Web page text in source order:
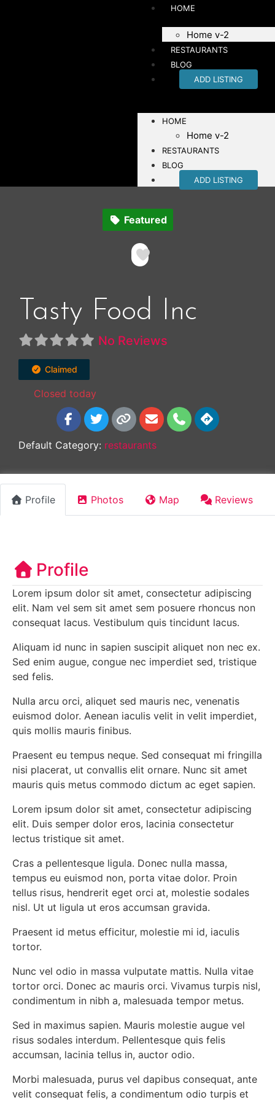
HOME
Home v-2
RESTAURANTS
BLOG
ADD LISTING
HOME
Home v-2
RESTAURANTS
BLOG
ADD LISTING
Featured
Favorite
Tasty Food Inc
No Reviews
Claimed
Closed today
Default Category: restaurants
Profile Photos Map Reviews
Profile
Lorem ipsum dolor sit amet, consectetur adipiscing
elit. Nam vel sem sit amet sem posuere rhoncus non
consequat lacus. Vestibulum quis tincidunt lacus.
Aliquam id nunc in sapien suscipit aliquet non nec ex.
Sed enim augue, congue nec imperdiet sed, tristique
sed felis.
Nulla arcu orci, aliquet sed mauris nec, venenatis
euismod dolor. Aenean iaculis velit in velit imperdiet,
quis mollis mauris finibus.
Praesent eu tempus neque. Sed consequat mi fringilla
nisi placerat, ut convallis elit ornare. Nunc sit amet
mauris quis metus commodo dictum ac eget sapien.
Lorem ipsum dolor sit amet, consectetur adipiscing
elit. Duis semper dolor eros, lacinia consectetur
lectus tristique sit amet.
Cras a pellentesque ligula. Donec nulla massa,
tempus eu euismod non, porta vitae dolor. Proin
tellus risus, hendrerit eget orci at, molestie sodales
nisl. Ut ut ligula ut eros accumsan gravida.
Praesent id metus efficitur, molestie mi id, iaculis
tortor.
Nunc vel odio in massa vulputate mattis. Nulla vitae
tortor orci. Donec ac mauris orci. Vivamus turpis nisl,
condimentum in nibh a, malesuada tempor metus.
Sed in maximus sapien. Mauris molestie augue vel
risus sodales interdum. Pellentesque quis felis
accumsan, lacinia tellus in, auctor odio.
Morbi malesuada, purus vel dapibus consequat, ante
velit consequat felis, a condimentum odio turpis et